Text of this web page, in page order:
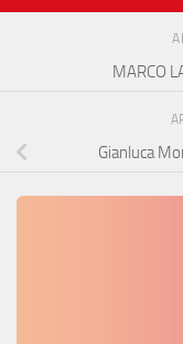
MARCO
Gianluca